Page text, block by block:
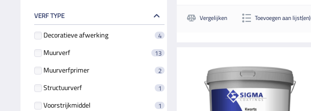
VERF TYPE
Decoratieve afwerking 4
Muurverf 13
Muurverfprimer 2
Structuurverf 1
Voorstrijkmiddel 1
Vergelijken Toevoegen aan lijst(en)